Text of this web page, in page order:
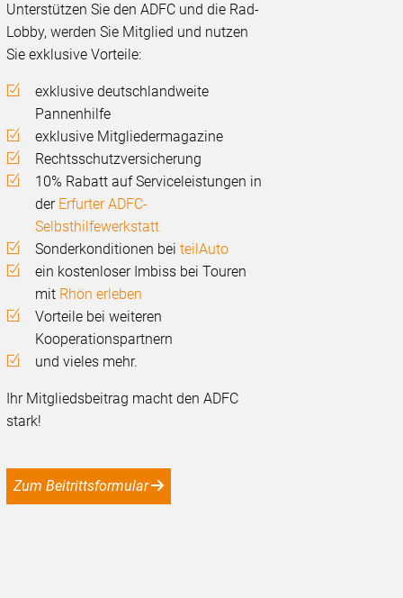
Unterstützen Sie den ADFC und die Rad-
Lobby, werden Sie Mitglied und nutzen
Sie exklusive Vorteile:
exklusive deutschlandweite
Pannenhilfe
exklusive Mitgliedermagazine
Rechtsschutzversicherung
10% Rabatt auf Serviceleistungen in
der Erfurter ADFC-
Selbsthilfewerkstatt
Sonderkonditionen beiteilAuto
ein kostenloser Imbiss bei Touren
mit Rhön erleben
Vorteile bei weiteren
Kooperationspartnern
und vieles mehr.
Ihr Mitgliedsbeitrag macht den ADFC
stark!
Zum Beitrittsformular